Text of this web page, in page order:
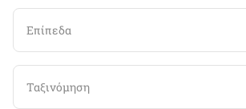
Επίπεδα
Ταξινόμηση